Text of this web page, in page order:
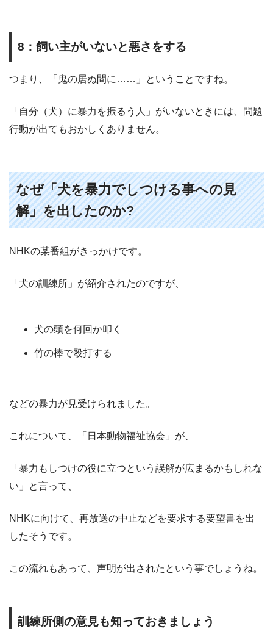
8 ：飼い主がいないと悪さをする
つまり、「鬼の居ぬ間に …… 」ということですね。
「自分（犬）に暴力を振るう人」がいないときには、問題
行動が出てもおかしくありません。
なぜ「犬を暴力でしつける事への見
解」を出したのか?
NHKの某番組がきっかけです。
「犬の訓練所」が紹介されたのですが、
犬の頭を何回か叩く
竹の棒で殴打する
などの暴力が見受けられました。
これについて、「日本動物福祉協会」が、
「暴力もしつけの役に立つという誤解が広まるかもしれな
い」と言って、
NHKに向けて、再放送の中止などを要求する要望書を出
したそうです。
この流れもあって、声明が出されたという事でしょうね。
訓練所側の意見も知っておきましょう